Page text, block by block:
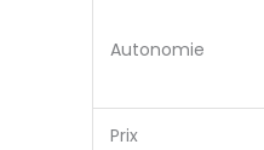
Autonomie
Prix